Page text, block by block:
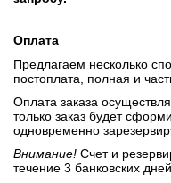
Оплата
Предлагаем несколько
постоплата, полная и
Оплата заказа
только заказ будет
одновременно
Внимание! Счет и
течение 3 банковских дней.